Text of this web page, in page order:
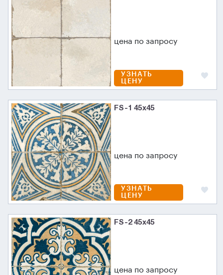
цена по запросу
УЗНАТЬ
ЦЕНУ
FS-1 45х45
цена по запросу
УЗНАТЬ
ЦЕНУ
FS-2 45х45
цена по запросу